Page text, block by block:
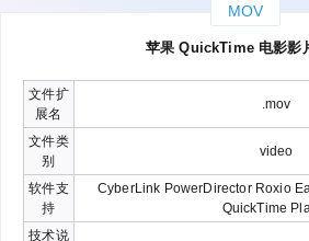
MOV
苹果 QuickTime 电影影
文件扩
展名
.mov
文件类
别
video
软件支
持
CyberLink PowerDirector Roxio
QuickTime
技术说